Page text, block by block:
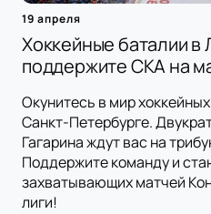
19 апреля
Хоккейные баталии
поддержите СКА на
Окунитесь в мир
Санкт-Петербурге.
Гагарина ждут вас на
Поддержите команду и
захватывающих матчей
лиги!